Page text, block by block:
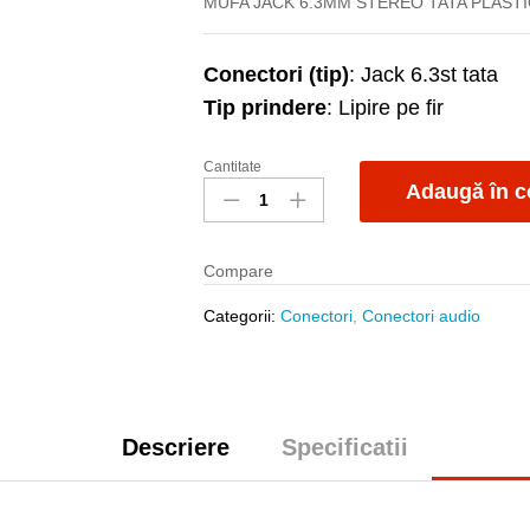
Conectori (tip): Jack 6.3st tata
Tip prindere: Lipire pe fir
Mufa
6.3st
tata
fir
Cantitate
Adaugă în
Compare
Categorii:Conectori ,Conectori audio
Descriere Specificatii